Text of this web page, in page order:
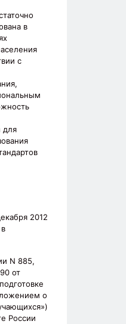
в
с
для
2012
N 885,
от
о
России